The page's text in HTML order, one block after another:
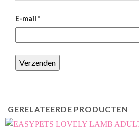
E-mail *
GERELATEERDE PRODUCTEN